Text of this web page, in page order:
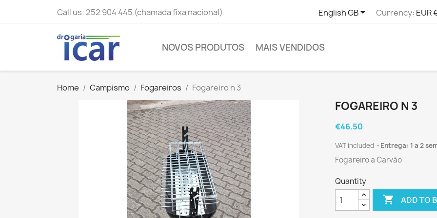
Call us: 252 904 445 (chamada fixa nacional) English GB Currency: EUR
NOVOS PRODUTOS MAIS VENDIDOS
Home Campismo Fogareiros Fogareiro n 3
FOGAREIRO N 3
€46.50
VAT included Entrega: 1 a 2
Fogareiro a Carvão
Quantity
 ADD TO